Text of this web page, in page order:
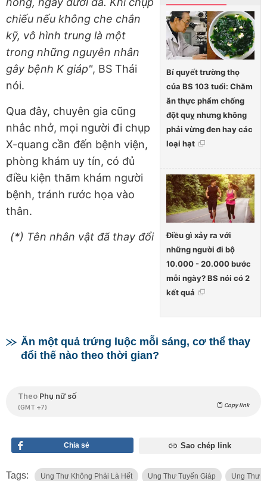
Bí quyết trường thọ
của BS 103 tuổi: Chăm
ăn thực phẩm chống
đột quỵ nhưng không
phải vừng đen hay các
loại hạt
Điều gì xảy ra với
những người đi bộ
10.000 - 20.000 bước
mỗi ngày? BS nói có 2
kết quả
chiếu nếu không che chắn
kỹ, vô hình trung là một
trong những nguyên nhân
gây bệnh K giáp", BS Thái
nói.
Qua đây, chuyên gia cũng
nhắc nhở, mọi người đi chụp
X-quang cần đến bệnh viện,
phòng khám uy tín, có đủ
điều kiện thăm khám người
bệnh, tránh rước họa vào
thân.
(*) Tên nhân vật đã thay đổi
Ăn một quả trứng luộc mỗi sáng, cơ thể thay
đổi thế nào theo thời gian?
Theo Phụ nữ số
(GMT +7) Copy link
Chia sẻ Sao chép link
Tags: Ung Thư Không Phải Là Hết Ung Thư Tuyến Giáp Ung Thư